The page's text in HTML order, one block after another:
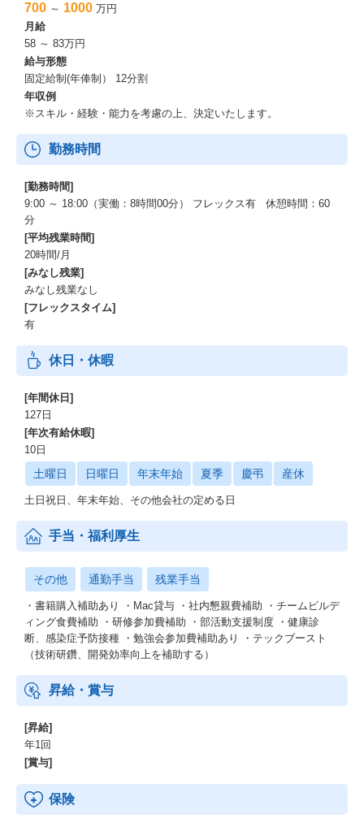
700 ～ 1000 万円
月給
58 ～ 83万円
給与形態
固定給制(年俸制） 12分割
年収例
※スキル・経験・能力を考慮の上、決定いたします。
勤務時間
[勤務時間]
9:00 ～ 18:00（実働：8時間00分） フレックス有 休憩時間：60
分
[平均残業時間]
20時間/月
[みなし残業]
みなし残業なし
[フレックスタイム]
有
休日・休暇
[年間休日]
127日
[年次有給休暇]
10日
土曜日 日曜日 年末年始 夏季 慶弔 産休
土日祝日、年末年始、その他会社の定める日
手当・福利厚生
その他 通勤手当 残業手当
・書籍購入補助あり ・Mac貸与 ・社内懇親費補助 ・チームビルデ
ィング食費補助 ・研修参加費補助 ・部活動支援制度 ・健康診
断、感染症予防接種 ・勉強会参加費補助あり ・テックブースト
（技術研鑽、開発効率向上を補助する）
昇給・賞与
[昇給]
年1回
[賞与]
保険